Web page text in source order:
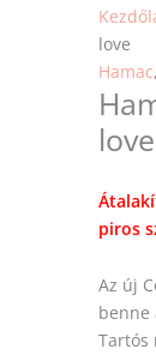
love
Hamac,
love
piros
Az új
benne
Tartós